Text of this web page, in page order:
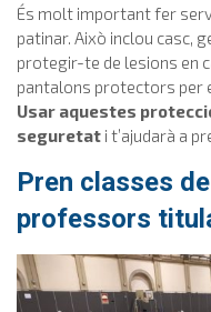
És molt important fer
patinar. Això inclou casc,
protegir-te de lesions en
pantalons protectors per
Usar aquestes
seguretat i t’ajudarà a
Pren classes
professors